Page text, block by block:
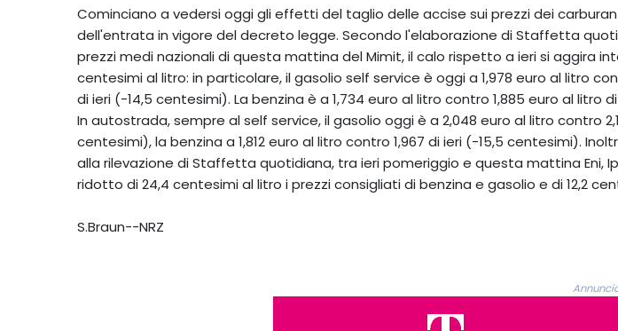
Cominciano a vedersi oggi gli effetti del taglio delle accise sui prezzi dei
dell'entrata in vigore del decreto legge. Secondo l'elaborazione di Staffetta
prezzi medi nazionali di questa mattina del Mimit, il calo rispetto a ieri si aggira
centesimi al litro: in particolare, il gasolio self service è oggi a 1,978 euro al litro
di ieri (-14,5 centesimi). La benzina è a 1,734 euro al litro contro 1,885 euro al litro
In autostrada, sempre al self service, il gasolio oggi è a 2,048 euro al litro contro
centesimi), la benzina a 1,812 euro al litro contro 1,967 di ieri (-15,5 centesimi).
alla rilevazione di Staffetta quotidiana, tra ieri pomeriggio e questa mattina Eni,
ridotto di 24,4 centesimi al litro i prezzi consigliati di benzina e gasolio e di 12,2
S.Braun--NRZ